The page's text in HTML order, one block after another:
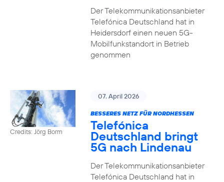
Der Telekommunikationsanbieter
Telefónica Deutschland hat in
Heidersdorf einen neuen 5G-
Mobilfunkstandort in Betrieb
genommen
Credits: Jörg Borm
07. April 2026
BESSERES NETZ FÜR NORDHESSEN
Telefónica
Deutschland bringt
5G nach Lindenau
Der Telekommunikationsanbieter
Telefónica Deutschland hat in